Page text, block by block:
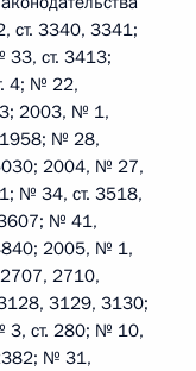
ст. 3340, 3341;
ст. 3413;
4; № 22,
2003, № 1,
1958; № 28,
2004, № 27,
№ 34, ст. 3518,
№ 41,
2005, № 1,
2710,
3129, 3130;
3, ст. 280; № 10,
№ 31,